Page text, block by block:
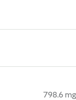
798.6 mg